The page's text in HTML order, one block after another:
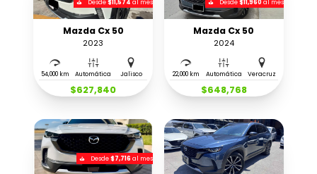
Desde$11,574 al mes
Mazda Cx 50
2023
54,000 km Automática Jalisco
$627,840
Desde$11,960al mes
Mazda Cx 50
2024
22,000 km Automática Veracruz
$648,768
Desde$7,716 al mes